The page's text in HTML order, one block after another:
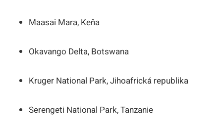
Maasai Mara, Keňa
Okavango Delta, Botswana
Kruger National Park, Jihoafrická republika
Serengeti National Park, Tanzanie